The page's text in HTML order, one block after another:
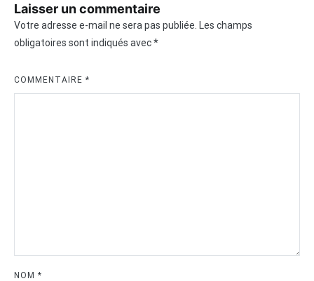
Laisser un commentaire
Votre adresse e-mail ne sera pas publiée. Les champs
obligatoires sont indiqués avec*
COMMENTAIRE *
NOM *